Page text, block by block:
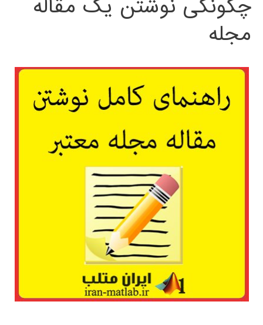
چگونگی نوشتن یک مقاله
مجله